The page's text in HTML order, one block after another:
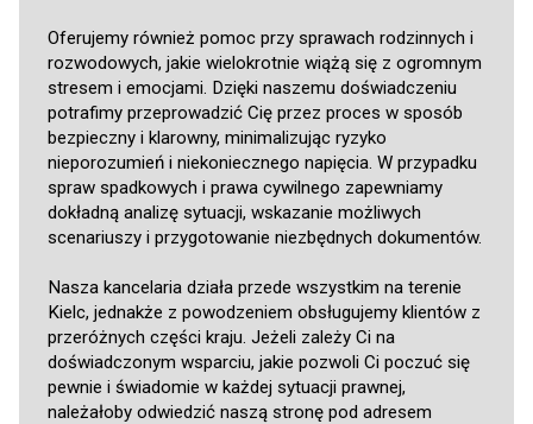
Oferujemy również pomoc przy sprawach rodzinnych i
rozwodowych, jakie wielokrotnie wiążą się z ogromnym
stresem i emocjami. Dzięki naszemu doświadczeniu
potrafimy przeprowadzić Cię przez proces w sposób
bezpieczny i klarowny, minimalizując ryzyko
nieporozumień i niekoniecznego napięcia. W przypadku
spraw spadkowych i prawa cywilnego zapewniamy
dokładną analizę sytuacji, wskazanie możliwych
scenariuszy i przygotowanie niezbędnych dokumentów.
Nasza kancelaria działa przede wszystkim na terenie
Kielc, jednakże z powodzeniem obsługujemy klientów z
przeróżnych części kraju. Jeżeli zależy Ci na
doświadczonym wsparciu, jakie pozwoli Ci poczuć się
pewnie i świadomie w każdej sytuacji prawnej,
należałoby odwiedzić naszą stronę pod adresem